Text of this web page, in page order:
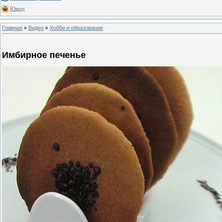
Юмор
Главная » Видео » Хобби и образование
Имбирное печенье